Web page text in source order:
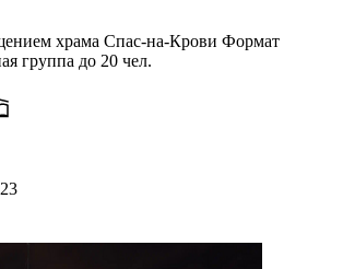
храма Спас-на-Крови Формат
группа до 20 чел.